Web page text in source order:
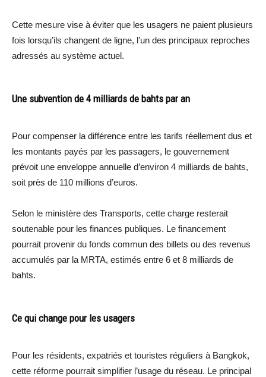
Cette mesure vise à éviter que les usagers ne paient plusieurs
fois lorsqu’ils changent de ligne, l’un des principaux reproches
adressés au système actuel.
Une subvention de 4 milliards de bahts par an
Pour compenser la différence entre les tarifs réellement dus et
les montants payés par les passagers, le gouvernement
prévoit une enveloppe annuelle d’environ 4 milliards de bahts,
soit près de 110 millions d’euros.
Selon le ministère des Transports, cette charge resterait
soutenable pour les finances publiques. Le financement
pourrait provenir du fonds commun des billets ou des revenus
accumulés par la MRTA, estimés entre 6 et 8 milliards de
bahts.
Ce qui change pour les usagers
Pour les résidents, expatriés et touristes réguliers à Bangkok,
cette réforme pourrait simplifier l’usage du réseau. Le principal